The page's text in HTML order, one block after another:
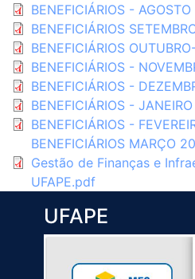
BENEFICIÁRIOS -
BENEFICIÁRIOS
BENEFICIÁRIOS
BENEFICIÁRIOS -
BENEFICIÁRIOS -
BENEFICIÁRIOS -
BENEFICIÁRIOS -
BENEFICIÁRIOS MARÇO
Gestão de Finanças e
UFAPE.pdf
UFAPE